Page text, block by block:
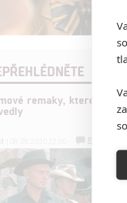
remaky, které se až